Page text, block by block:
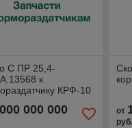
С ПР 25,4-
к
КРФ-10
000 000 от